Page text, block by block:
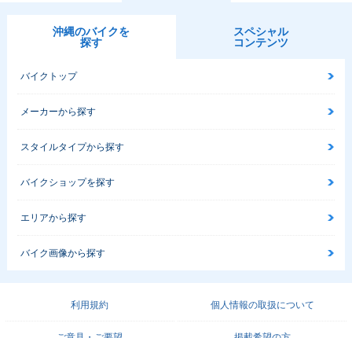
沖縄のバイクを
探す
スペシャル
コンテンツ
バイクトップ
メーカーから探す
スタイルタイプから探す
バイクショップを探す
エリアから探す
バイク画像から探す
利用規約 個人情報の取扱について